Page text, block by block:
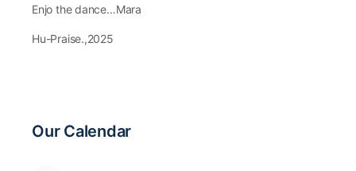
Enjo the dance…Mara
Hu-Praise.,2025
Our Calendar